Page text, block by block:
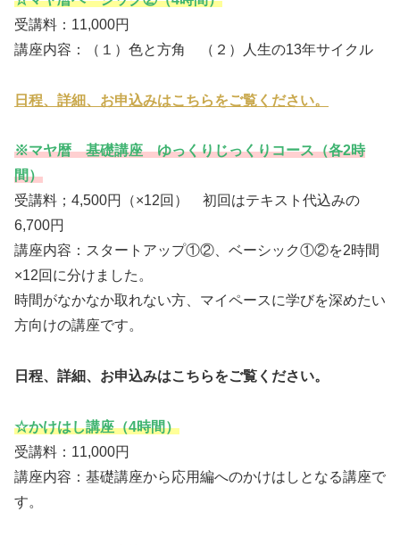
受講料：11,000円
講座内容：（１）色と方角 （２）人生の13年サイクル
日程、詳細、お申込みはこちらをご覧ください。
※マヤ暦 基礎講座 ゆっくりじっくりコース（各2時
間）
受講料；4,500円（×12回） 初回はテキスト代込みの
6,700円
講座内容：スタートアップ①②、ベーシック①②を2時間
×12回に分けました。
時間がなかなか取れない方、マイペースに学びを深めたい
方向けの講座です。
日程、詳細、お申込みはこちらをご覧ください。
☆かけはし講座（4時間）
受講料：11,000円
講座内容：基礎講座から応用編へのかけはしとなる講座で
す。